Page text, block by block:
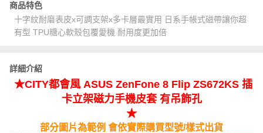
商品特色
十字紋耐磨表皮x可調支架x多卡層最實用 日系手帳式磁帶讓你超
有型 TPU糖心軟殼包覆愛機 耐用度更加倍
詳細介紹
★CITY都會風 ASUS ZenFone 8 Flip ZS672KS 插
卡立架磁力手機皮套 有吊飾孔
★
部分圖片為範例 會依實際購買型號/樣式出貨